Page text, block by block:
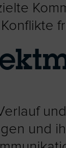
und